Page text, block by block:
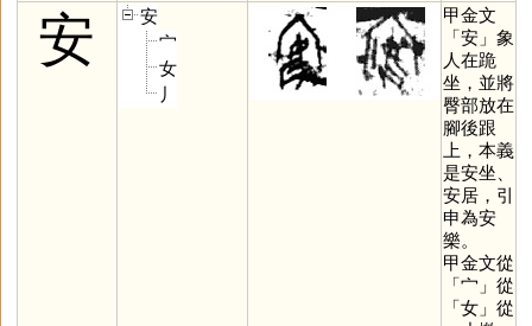
安
安
宀
女
丿
甲金文
「安」象
人在跪
坐，並將
臀部放在
腳後跟
上，本義
是安坐、
安居，引
申為安
樂。
甲金文從
「宀 」從
「女」從